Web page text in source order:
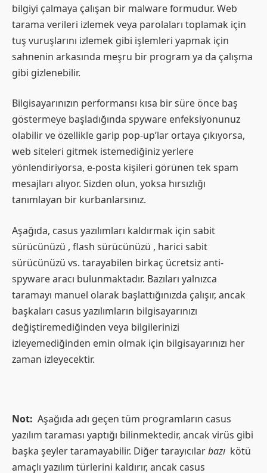
bilgiyi çalmaya çalışan bir malware formudur. Web
tarama verileri izlemek veya parolaları toplamak için
tuş vuruşlarını izlemek gibi işlemleri yapmak için
sahnenin arkasında meşru bir program ya da çalışma
gibi gizlenebilir.
Bilgisayarınızın performansı kısa bir süre önce baş
göstermeye başladığında spyware enfeksiyonunuz
olabilir ve özellikle garip pop-up’lar ortaya çıkıyorsa,
web siteleri gitmek istemediğiniz yerlere
yönlendiriyorsa, e-posta kişileri görünen tek spam
mesajları alıyor. Sizden olun, yoksa hırsızlığı
tanımlayan bir kurbanlarsınız.
Aşağıda, casus yazılımları kaldırmak için sabit
sürücünüzü , flash sürücünüzü , harici sabit
sürücünüzü vs. tarayabilen birkaç ücretsiz anti-
spyware aracı bulunmaktadır. Bazıları yalnızca
taramayı manuel olarak başlattığınızda çalışır, ancak
başkaları casus yazılımların bilgisayarınızı
değiştiremediğinden veya bilgilerinizi
izleyemediğinden emin olmak için bilgisayarınızı her
zaman izleyecektir.
Not: Aşağıda adı geçen tüm programların casus
yazılım taraması yaptığı bilinmektedir, ancak virüs gibi
başka şeyler taramayabilir. Diğer tarayıcılarbazı kötü
amaçlı yazılım türlerini kaldırır, ancak casus